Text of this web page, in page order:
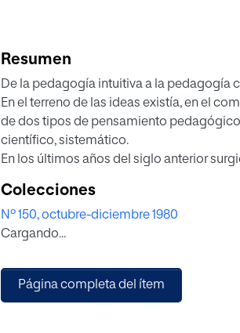
Resumen
De la pedagogía intuitiva a la pedagogía
En el terreno de las ideas existía, en el
de dos tipos de pensamiento
científico, sistemático.
En los últimos años del siglo anterior
Enseñanza, creada en 1876 por Francisco
Andrés Manjón en 1889, son dos
vigencia en nuestros días.
Colecciones
Nº 150, octubre-diciembre 1980
Cargando...
Página completa del ítem